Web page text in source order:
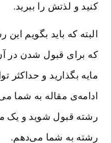
کنید و لذتش را ببرید.
البته که باید بگویم
که برای قبول شدن در
مایه بگذارید و حداکثر
ادامه‌ی مقاله به شما
رشته قبول شوید و یک
رشته به شما می‌دهم.